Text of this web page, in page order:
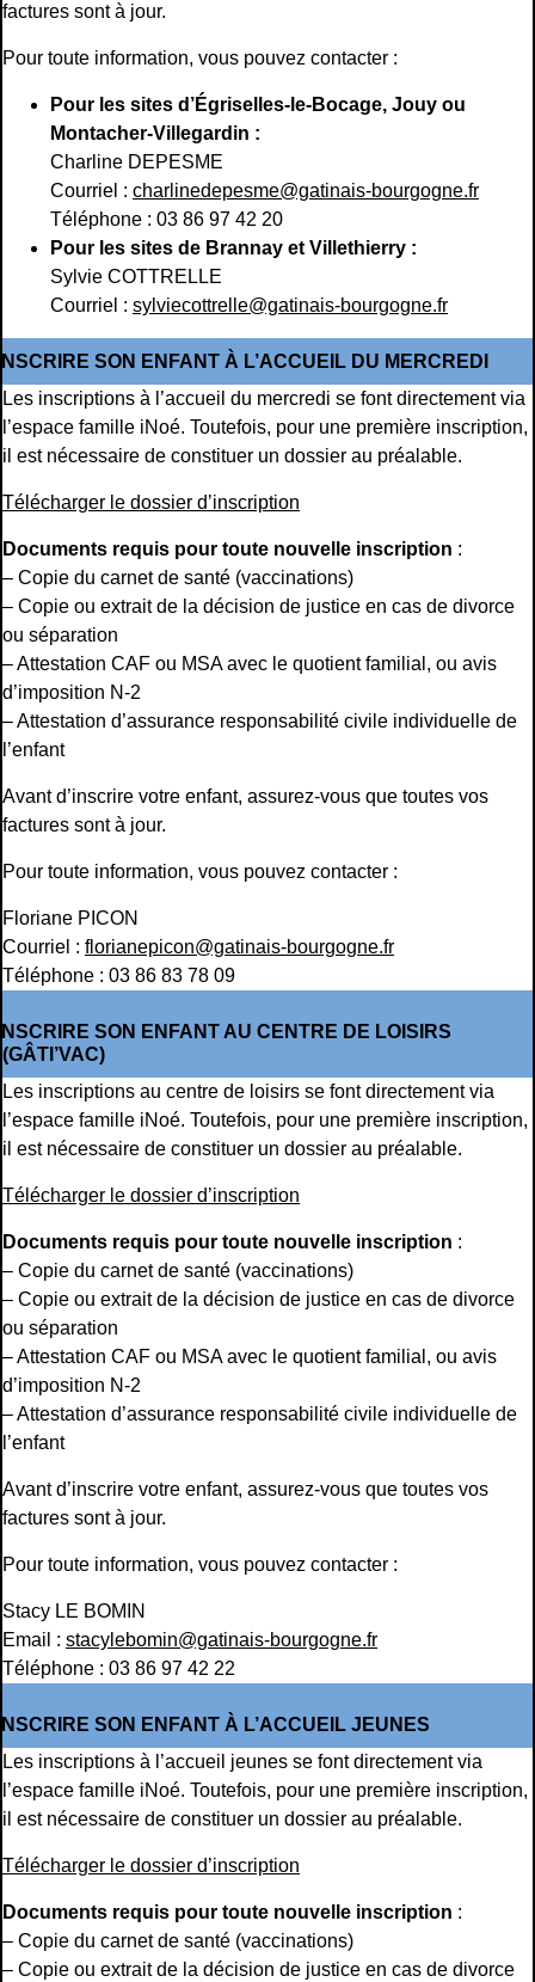
factures sont à jour.
Pour toute information, vous pouvez contacter :
Pour les sites d’Égriselles-le-Bocage, Jouy ou
Montacher-Villegardin :
Charline DEPESME
Courriel : charlinedepesme@gatinais-bourgogne.fr
Téléphone : 03 86 97 42 20
Pour les sites de Brannay et Villethierry :
Sylvie COTTRELLE
Courriel : sylviecottrelle@gatinais-bourgogne.fr
SON ENFANT À L’ACCUEIL DU MERCREDI
Les inscriptions à l’accueil du mercredi se font directement via
l’espace famille iNoé. Toutefois, pour une première inscription,
il est nécessaire de constituer un dossier au préalable.
Télécharger le dossier d’inscription
Documents requis pour toute nouvelle inscription :
– Copie du carnet de santé (vaccinations)
– Copie ou extrait de la décision de justice en cas de divorce
ou séparation
– Attestation CAF ou MSA avec le quotient familial, ou avis
d’imposition N-2
– Attestation d’assurance responsabilité civile individuelle de
l’enfant
Avant d’inscrire votre enfant, assurez-vous que toutes vos
factures sont à jour.
Pour toute information, vous pouvez contacter :
Floriane PICON
Courriel : florianepicon@gatinais-bourgogne.fr
Téléphone : 03 86 83 78 09
SON ENFANT AU CENTRE DE LOISIRS
(GÂTI’VAC)
Les inscriptions au centre de loisirs se font directement via
l’espace famille iNoé. Toutefois, pour une première inscription,
il est nécessaire de constituer un dossier au préalable.
Télécharger le dossier d’inscription
Documents requis pour toute nouvelle inscription :
– Copie du carnet de santé (vaccinations)
– Copie ou extrait de la décision de justice en cas de divorce
ou séparation
– Attestation CAF ou MSA avec le quotient familial, ou avis
d’imposition N-2
– Attestation d’assurance responsabilité civile individuelle de
l’enfant
Avant d’inscrire votre enfant, assurez-vous que toutes vos
factures sont à jour.
Pour toute information, vous pouvez contacter :
Stacy LE BOMIN
Email : stacylebomin@gatinais-bourgogne.fr
Téléphone : 03 86 97 42 22
SON ENFANT À L’ACCUEIL JEUNES
Les inscriptions à l’accueil jeunes se font directement via
l’espace famille iNoé. Toutefois, pour une première inscription,
il est nécessaire de constituer un dossier au préalable.
Télécharger le dossier d’inscription
Documents requis pour toute nouvelle inscription :
– Copie du carnet de santé (vaccinations)
– Copie ou extrait de la décision de justice en cas de divorce